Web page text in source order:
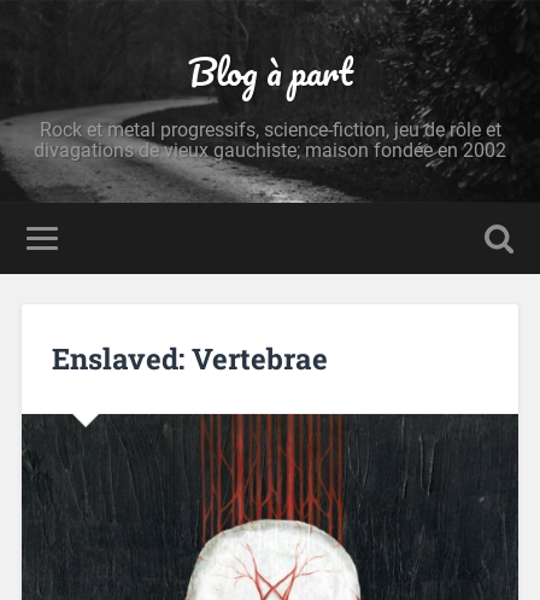
Blog à part
Rock et metal progressifs, science-fiction, jeu de rôle et
divagations de vieux gauchiste; maison fondée en 2002
Enslaved: Vertebrae